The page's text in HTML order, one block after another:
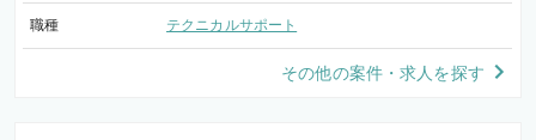
職種 テクニカルサポート
その他の案件・求人を探す